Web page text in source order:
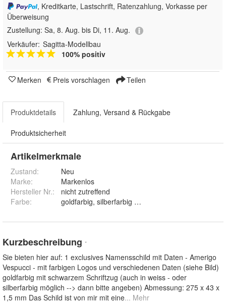
, Kreditkarte, Lastschrift, Ratenzahlung, Vorkasse per
Überweisung
Zustellung: Sa, 8. Aug. bis Di, 11. Aug.
Verkäufer: Sagitta-Modellbau
100% positiv
Merken Preis vorschlagen Teilen
Produktdetails Zahlung, Versand & Rückgabe
Produktsicherheit
Artikelmerkmale
Zustand:
Neu
Marke:
Markenlos
Hersteller Nr.:
nicht zutreffend
Farbe:
Kurzbeschreibung *
Sie bieten hier auf: 1 exclusives Namensschild mit Daten - Amerigo
Vespucci - mit farbigen Logos und verschiedenen Daten (siehe Bild)
goldfarbig mit schwarzem Schriftzug (auch in weiss - oder
silberfarbig möglich --> dann bitte angeben) Abmessung: 275 x 43 x
1,5 mm Das Schild ist von mir mit eine... Mehr